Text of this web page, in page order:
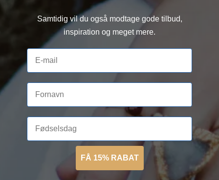
Samtidig vil du også modtage gode tilbud,
inspiration og meget mere.
FÅ 15% RABAT